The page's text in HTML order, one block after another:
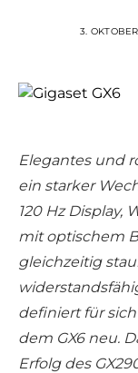
3.
Elegantes und
ein starker
120 Hz Display,
mit optischem
gleichzeitig
definiert für
dem GX6 neu.
Erfolg des